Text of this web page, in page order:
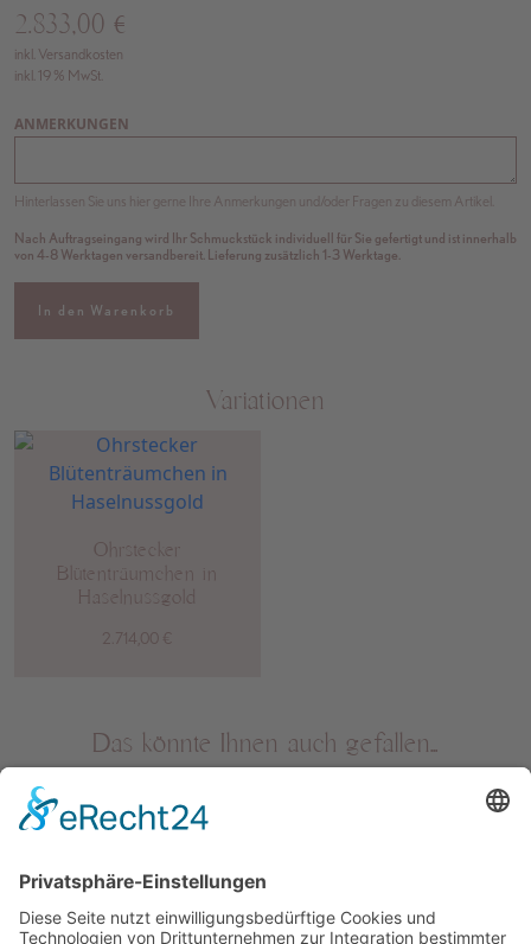
2.833,00 €
inkl. Versandkosten
inkl. 19 % MwSt.
ANMERKUNGEN
Hinterlassen Sie uns hier gerne Ihre Anmerkungen und/oder Fragen zu diesem Artikel.
Nach Auftragseingang wird Ihr Schmuckstück individuell für Sie gefertigt und ist innerhalb
von 4-8 Werktagen versandbereit. Lieferung zusätzlich 1-3 Werktage.
In den Warenkorb
Variationen
Ohrstecker
Blütenträumchen in
Haselnussgold
2.714,00 €
Das könnte Ihnen auch gefallen…